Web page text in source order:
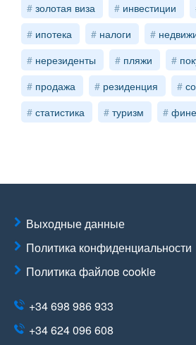
золотая виза
инвестиции
ипотека
налоги
нерезиденты
пляжи
продажа
резиденция
статистика
туризм
Выходные данные
Политика конфиденциальности
Политика файлов cookie
+34 698 986 933
+34 624 096 608